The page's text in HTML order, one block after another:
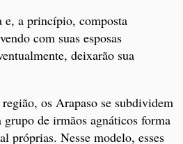
e, a princípio, composta
com suas esposas
deixarão sua
os Arapaso se subdividem
de irmãos agnáticos forma
próprias. Nesse modelo, esses